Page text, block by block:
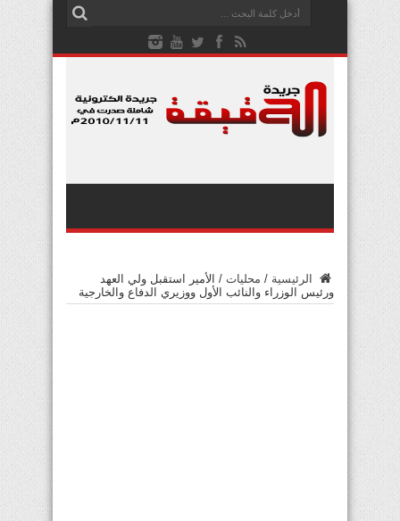
الرئيسية / محليات / الأمير استقبل ولي العهد
ورئيس الوزراء والنائب الأول ووزيري الدفاع والخارجية